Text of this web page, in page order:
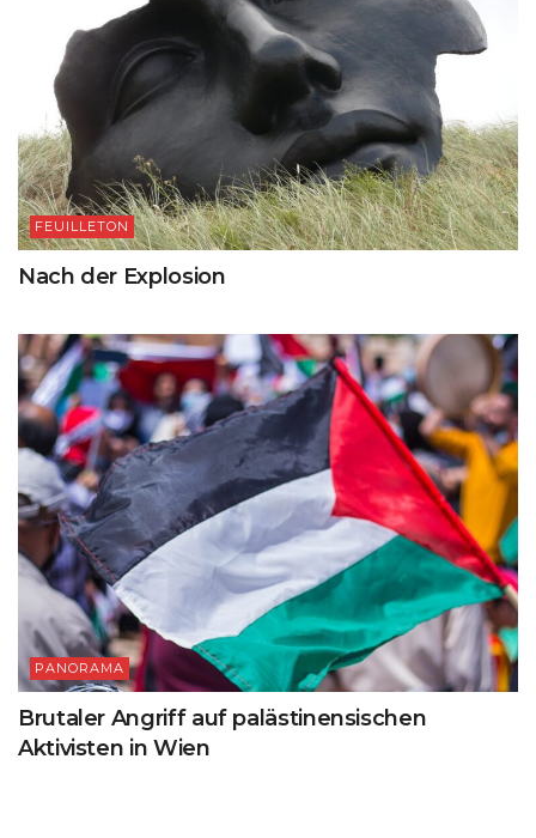
FEUILLETON
Nach der Explosion
PANORAMA
Brutaler Angriff auf palästinensischen
Aktivisten in Wien